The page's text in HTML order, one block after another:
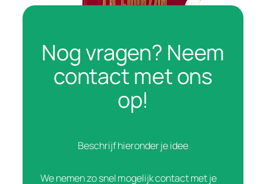
Nog vragen? Neem
contact met ons
op!
Beschrijf hieronder je idee
We nemen zo snel mogelijk contact met je